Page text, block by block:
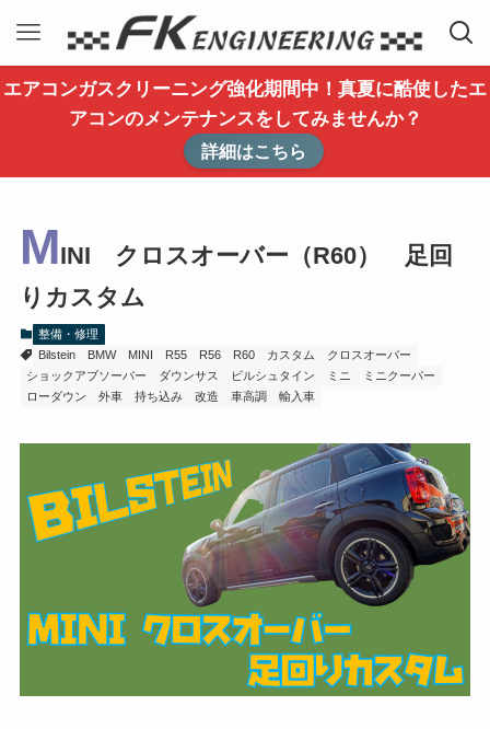
エアコンガスクリーニング強化期間中！真夏に酷使したエ
アコンのメンテナンスをしてみませんか？
詳細はこちら
MINI クロスオーバー（R60） 足回
りカスタム
整備・修理
Bilstein
BMW MINI R55 R56 R60 カスタム
クロスオーバー
ショックアブソーバー
ダウンサス ビルシュタイン ミニ
ミニクーパー
ローダウン
外車 持ち込み 改造 車高調 輸入車